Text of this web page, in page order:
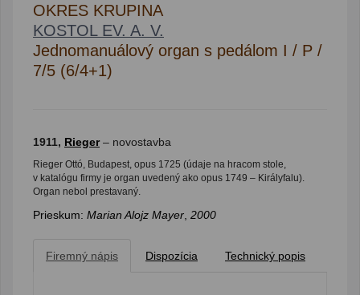
OKRES KRUPINA
KOSTOL EV. A. V.
Jednomanuálový organ s pedálom I / P /
7/5 (6/4+1)
1911, Rieger– novostavba
Rieger Ottó, Budapest, opus 1725 (údaje na hracom stole,
v katalógu firmy je organ uvedený ako opus 1749 – Királyfalu).
Organ nebol prestavaný.
Prieskum: Marian Alojz Mayer 2000
Firemný nápis Dispozícia Technický popis